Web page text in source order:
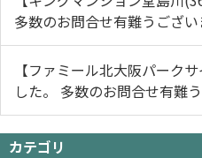
多数のお問合せ有難うござい
【ファミール北大阪パーク
した。 多数のお問合せ有難
カテゴリ